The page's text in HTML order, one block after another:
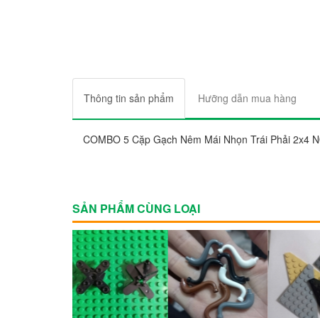
Thông tin sản phẩm Hưỡng dẫn mua hàng
COMBO 5 Cặp Gạch Nêm Mái Nhọn Trái Phải 2x4
SẢN PHẨM CÙNG LOẠI